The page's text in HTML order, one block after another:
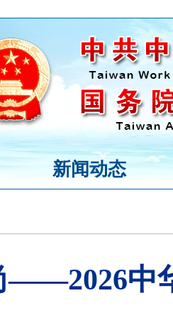
新闻动态
——2026中